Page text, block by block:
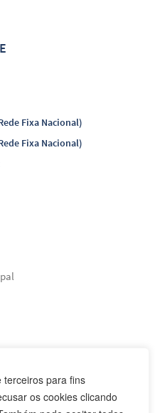
terceiros para fins
os cookies clicando
Fixa Nacional)
Fixa Nacional)